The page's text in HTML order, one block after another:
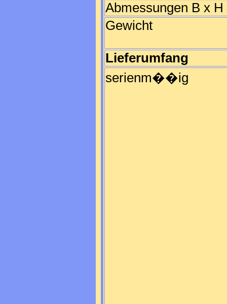
Abmessungen B x H
Gewicht
Lieferumfang
serienm��ig